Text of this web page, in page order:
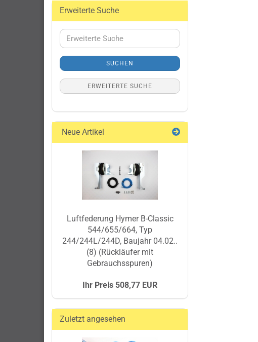
Erweiterte Suche
Erweiterte
Suche
SUCHEN
ERWEITERTE SUCHE
Neue Artikel
Luftfederung Hymer B-Classic
544/655/664, Typ
244/244L/244D, Baujahr 04.02..
(8) (Rückläufer mit
Gebrauchsspuren)
Ihr Preis 508,77 EUR
Zuletzt angesehen